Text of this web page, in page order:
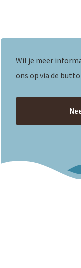
Wil je meer
ons op via de